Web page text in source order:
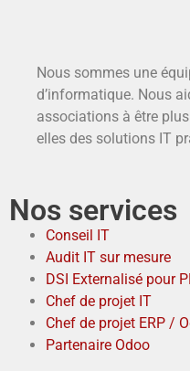
Nous sommes une
d’informatique. Nous
associations à être
elles des solutions IT
Nos services
Conseil IT
Audit IT sur mesure
DSI Externalisé pour
Chef de projet IT
Chef de projet ERP /
Partenaire Odoo